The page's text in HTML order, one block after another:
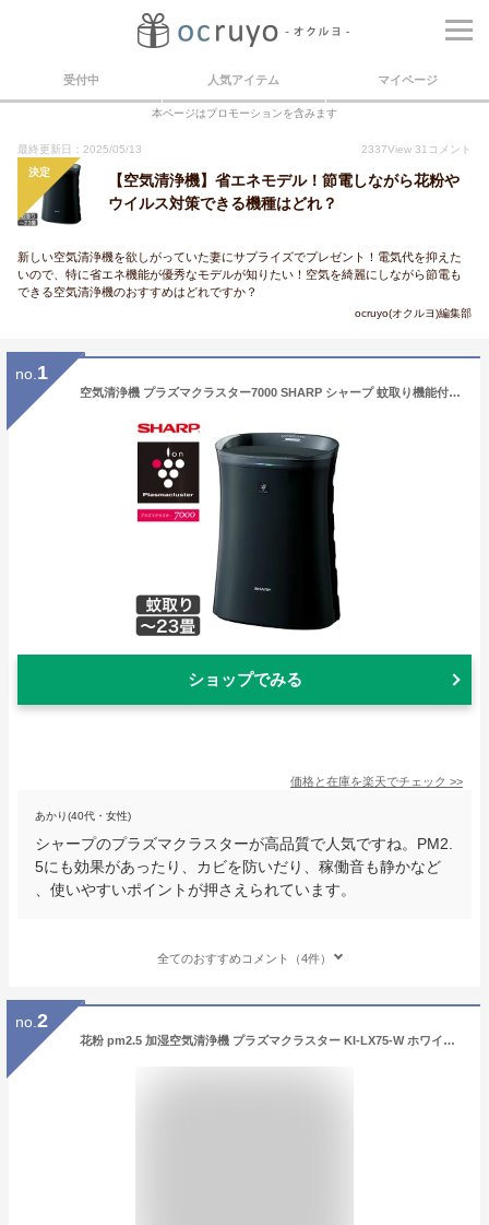
受付中 人気アイテム マイページ
本ページはプロモーションを含みます
最終更新日：2025/05/13 2337View 31 コメント
決定
【空気清浄機】省エネモデル！節電しながら花粉や
ウイルス対策できる機種はどれ？
新しい空気清浄機を欲しがっていた妻にサプライズでプレゼント！電気代を抑えた
いので、特に省エネ機能が優秀なモデルが知りたい！空気を綺麗にしながら節電も
できる空気清浄機のおすすめはどれですか？
ocruyo(オクルヨ)編集部
no. 1
空気清浄機 プラズマクラスター7000 SHARP シャープ 蚊取り機能付き空気清浄機 2021年モデル 〜23畳 蚊採り コバエ PM2.5 寝室 リビング 洗浄 赤ちゃん HEPA 脱臭 抗菌 防カビ ニオイ 省エネ 静音 FU-PK50-B 【あす楽対応】
ショップでみる
価格と在庫を楽天でチェック >>
あかり(40代・女性)
シャープのプラズマクラスターが高品質で人気ですね。PM2.
5にも効果があったり、カビを防いだり、稼働音も静かなど
、使いやすいポイントが押さえられています。
全てのおすすめコメント（4件）
no. 2
花粉 pm2.5 加湿空気清浄機 プラズマクラスター KI-LX75-W ホワイト 送料無料 シャープ